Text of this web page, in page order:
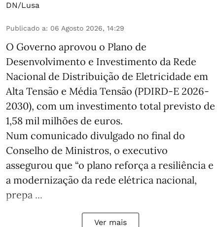
DN/Lusa
Publicado a: 06 Agosto 2026, 14:29
O Governo aprovou o Plano de
Desenvolvimento e Investimento da Rede
Nacional de Distribuição de Eletricidade em
Alta Tensão e Média Tensão (PDIRD-E 2026-
2030), com um investimento total previsto de
1,58 mil milhões de euros.
Num comunicado divulgado no final do
Conselho de Ministros, o executivo
assegurou que “o plano reforça a resiliência e
a modernização da rede elétrica nacional,
prepa ...
Ver mais